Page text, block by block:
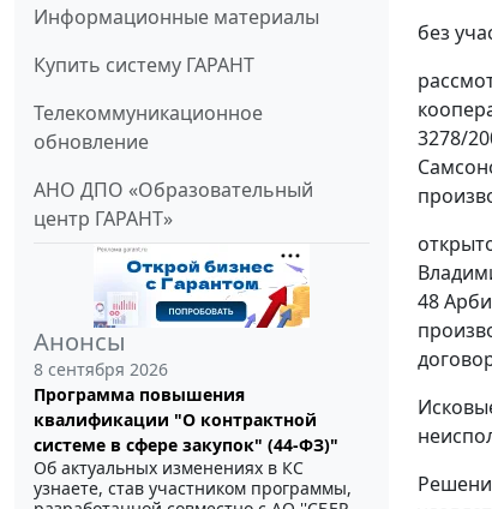
Информационные материалы
Купить систему ГАРАНТ
Телекоммуникационное
обновление
АНО ДПО «Образовательный
центр ГАРАНТ»
Анонсы
8 сентября 2026
Программа повышения
квалификации "О контрактной
системе в сфере закупок" (44-ФЗ)"
Об актуальных изменениях в КС
узнаете, став участником программы,
без
3278/
48